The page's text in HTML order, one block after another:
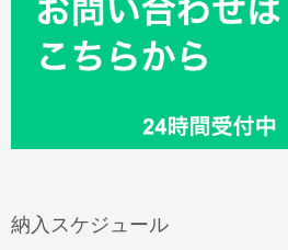
納入スケジュール